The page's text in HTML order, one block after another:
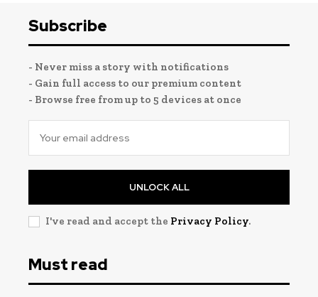
Subscribe
- Never miss a story with notifications
- Gain full access to our premium content
- Browse free from up to 5 devices at once
UNLOCK ALL
I've read and accept the Privacy Policy.
Must read